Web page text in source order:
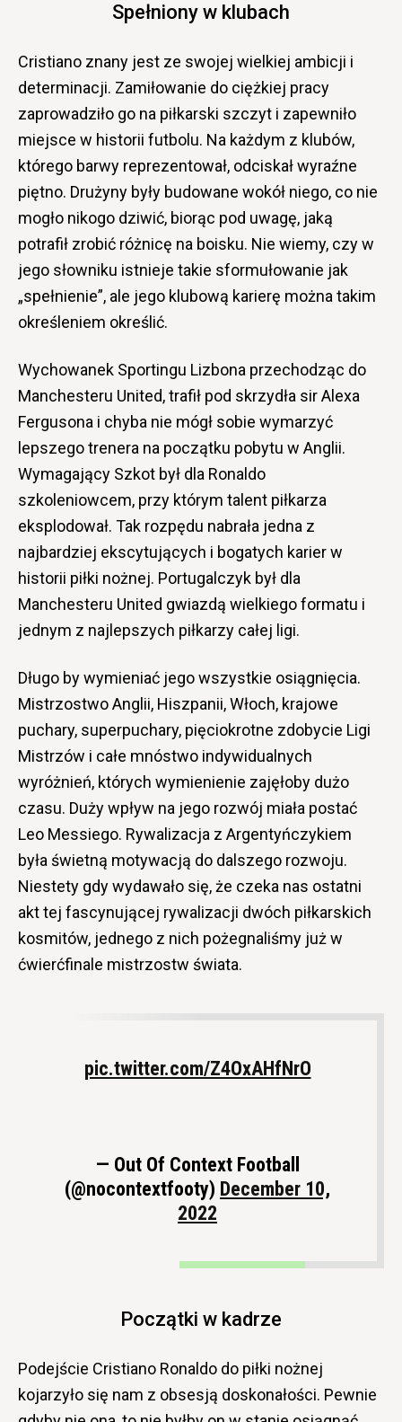
Spełniony w klubach
Cristiano znany jest ze swojej wielkiej ambicji i
determinacji. Zamiłowanie do ciężkiej pracy
zaprowadziło go na piłkarski szczyt i zapewniło
miejsce w historii futbolu. Na każdym z klubów,
którego barwy reprezentował, odciskał wyraźne
piętno. Drużyny były budowane wokół niego, co nie
mogło nikogo dziwić, biorąc pod uwagę, jaką
potrafił zrobić różnicę na boisku. Nie wiemy, czy w
jego słowniku istnieje takie sformułowanie jak
„spełnienie”, ale jego klubową karierę można takim
określeniem określić.
Wychowanek Sportingu Lizbona przechodząc do
Manchesteru United, trafił pod skrzydła sir Alexa
Fergusona i chyba nie mógł sobie wymarzyć
lepszego trenera na początku pobytu w Anglii.
Wymagający Szkot był dla Ronaldo
szkoleniowcem, przy którym talent piłkarza
eksplodował. Tak rozpędu nabrała jedna z
najbardziej ekscytujących i bogatych karier w
historii piłki nożnej. Portugalczyk był dla
Manchesteru United gwiazdą wielkiego formatu i
jednym z najlepszych piłkarzy całej ligi.
Długo by wymieniać jego wszystkie osiągnięcia.
Mistrzostwo Anglii, Hiszpanii, Włoch, krajowe
puchary, superpuchary, pięciokrotne zdobycie Ligi
Mistrzów i całe mnóstwo indywidualnych
wyróżnień, których wymienienie zajęłoby dużo
czasu. Duży wpływ na jego rozwój miała postać
Leo Messiego. Rywalizacja z Argentyńczykiem
była świetną motywacją do dalszego rozwoju.
Niestety gdy wydawało się, że czeka nas ostatni
akt tej fascynującej rywalizacji dwóch piłkarskich
kosmitów, jednego z nich pożegnaliśmy już w
ćwierćfinale mistrzostw świata.
pic.twitter.com/Z4OxAHfNrO
— Out Of Context Football
(@nocontextfooty) December 10,
2022
Początki w kadrze
Podejście Cristiano Ronaldo do piłki nożnej
kojarzyło się nam z obsesją doskonałości. Pewnie